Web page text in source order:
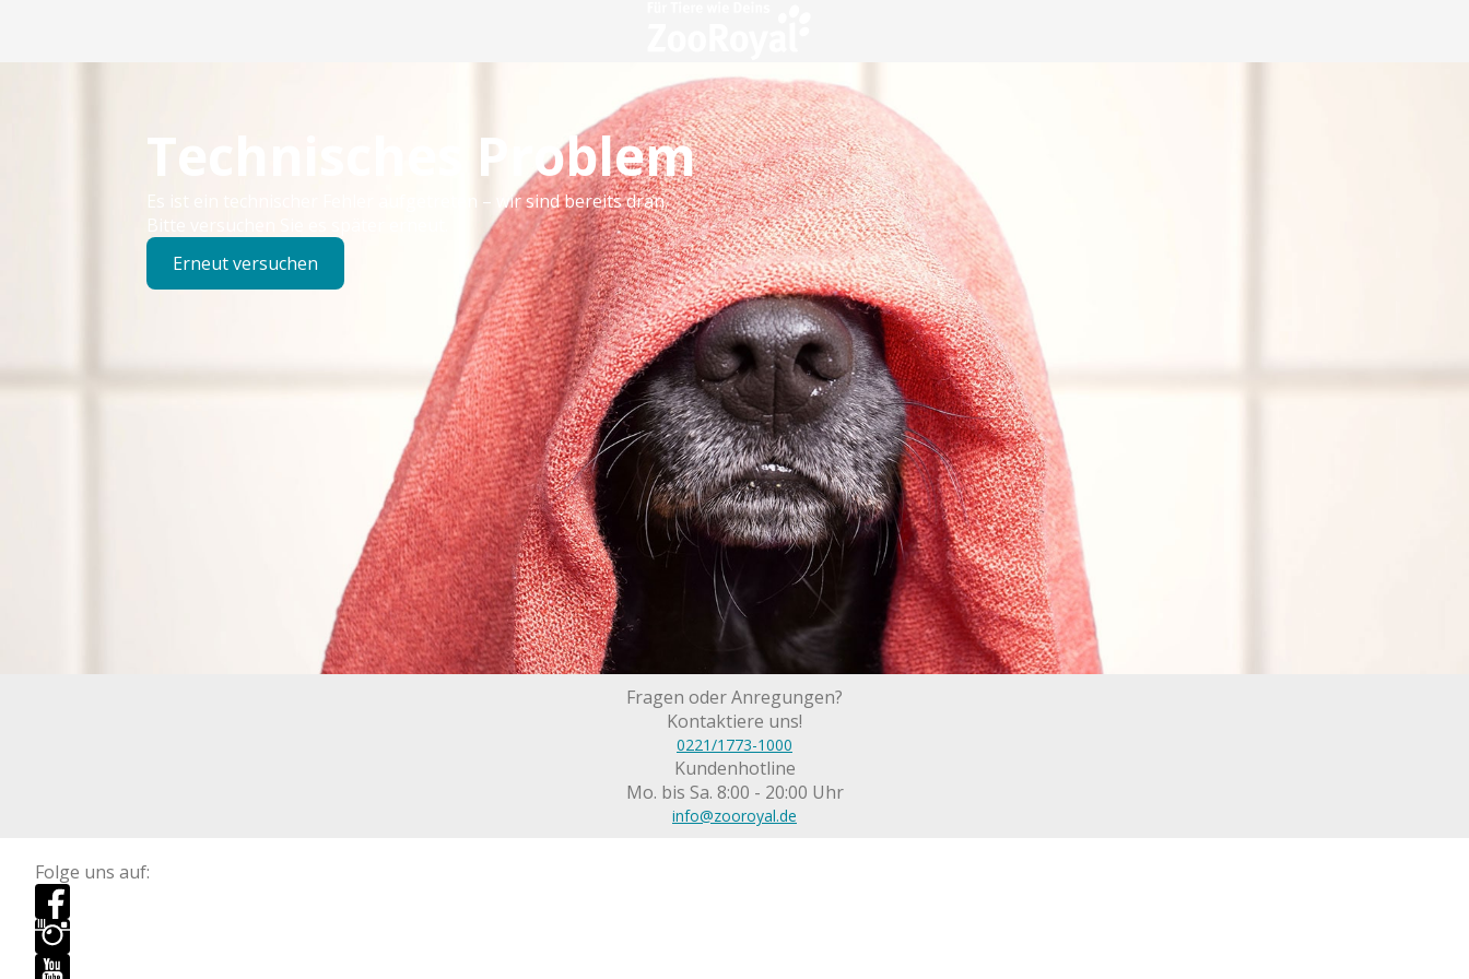
Technisches Problem
Es ist ein technischer Fehler aufgetreten – wir sind bereits dran.
Bitte versuchen Sie es später erneut.
Erneut versuchen
Fragen oder Anregungen?
Kontaktiere uns!
0221/1773-1000
Kundenhotline
Mo. bis Sa. 8:00 - 20:00 Uhr
info@zooroyal.de
Folge uns auf: